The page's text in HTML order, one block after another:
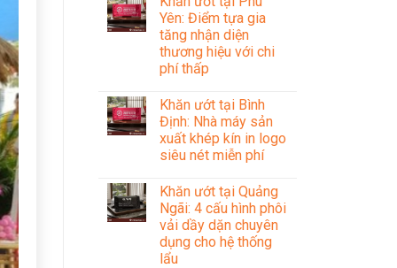
Yên: Điểm tựa gia
tăng nhận diện
thương hiệu với chi
phí thấp
Khăn ướt tại Bình
Định: Nhà máy sản
xuất khép kín in logo
siêu nét miễn phí
Khăn ướt tại Quảng
Ngãi: 4 cấu hình phôi
vải dầy dặn chuyên
dụng cho hệ thống
lẩu